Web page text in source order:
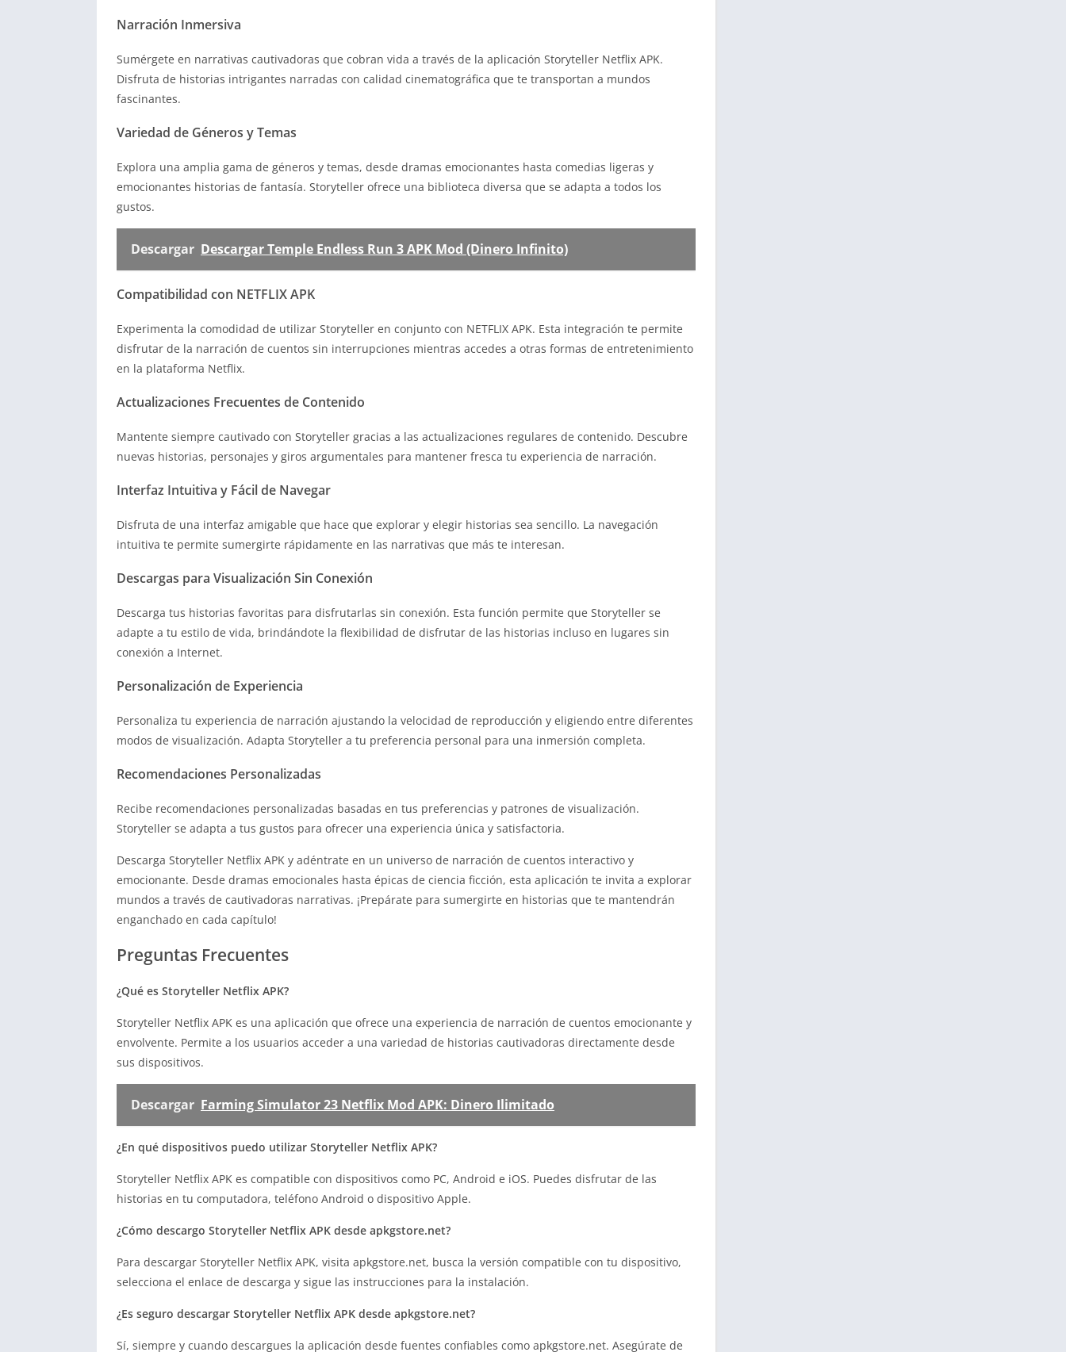
Narración Inmersiva
Sumérgete en narrativas cautivadoras que cobran vida a través de la aplicación Storyteller Netflix APK.
Disfruta de historias intrigantes narradas con calidad cinematográfica que te transportan a mundos
fascinantes.
Variedad de Géneros y Temas
Explora una amplia gama de géneros y temas, desde dramas emocionantes hasta comedias ligeras y
emocionantes historias de fantasía. Storyteller ofrece una biblioteca diversa que se adapta a todos los
gustos.
Descargar Descargar Temple Endless Run 3 APK Mod (Dinero Infinito)
Compatibilidad con NETFLIX APK
Experimenta la comodidad de utilizar Storyteller en conjunto con NETFLIX APK. Esta integración te permite
disfrutar de la narración de cuentos sin interrupciones mientras accedes a otras formas de entretenimiento
en la plataforma Netflix.
Actualizaciones Frecuentes de Contenido
Mantente siempre cautivado con Storyteller gracias a las actualizaciones regulares de contenido. Descubre
nuevas historias, personajes y giros argumentales para mantener fresca tu experiencia de narración.
Interfaz Intuitiva y Fácil de Navegar
Disfruta de una interfaz amigable que hace que explorar y elegir historias sea sencillo. La navegación
intuitiva te permite sumergirte rápidamente en las narrativas que más te interesan.
Descargas para Visualización Sin Conexión
Descarga tus historias favoritas para disfrutarlas sin conexión. Esta función permite que Storyteller se
adapte a tu estilo de vida, brindándote la flexibilidad de disfrutar de las historias incluso en lugares sin
conexión a Internet.
Personalización de Experiencia
Personaliza tu experiencia de narración ajustando la velocidad de reproducción y eligiendo entre diferentes
modos de visualización. Adapta Storyteller a tu preferencia personal para una inmersión completa.
Recomendaciones Personalizadas
Recibe recomendaciones personalizadas basadas en tus preferencias y patrones de visualización.
Storyteller se adapta a tus gustos para ofrecer una experiencia única y satisfactoria.
Descarga Storyteller Netflix APK y adéntrate en un universo de narración de cuentos interactivo y
emocionante. Desde dramas emocionales hasta épicas de ciencia ficción, esta aplicación te invita a explorar
mundos a través de cautivadoras narrativas. ¡Prepárate para sumergirte en historias que te mantendrán
enganchado en cada capítulo!
Preguntas Frecuentes
¿Qué es Storyteller Netflix APK?
Storyteller Netflix APK es una aplicación que ofrece una experiencia de narración de cuentos emocionante y
envolvente. Permite a los usuarios acceder a una variedad de historias cautivadoras directamente desde
sus dispositivos.
Descargar Farming Simulator 23 Netflix Mod APK: Dinero Ilimitado
¿En qué dispositivos puedo utilizar Storyteller Netflix APK?
Storyteller Netflix APK es compatible con dispositivos como PC, Android e iOS. Puedes disfrutar de las
historias en tu computadora, teléfono Android o dispositivo Apple.
¿Cómo descargo Storyteller Netflix APK desde apkgstore.net?
Para descargar Storyteller Netflix APK, visita apkgstore.net, busca la versión compatible con tu dispositivo,
selecciona el enlace de descarga y sigue las instrucciones para la instalación.
¿Es seguro descargar Storyteller Netflix APK desde apkgstore.net?
Sí, siempre y cuando descargues la aplicación desde fuentes confiables como apkgstore.net. Asegúrate de